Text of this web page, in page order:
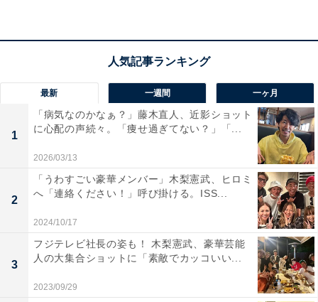
最新 一週間 一ヶ月
1
「病気なのかなぁ？」藤木直人、近影ショット
に心配の声続々。「痩せ過ぎてない？」「...
2026/03/13
2
「うわすごい豪華メンバー」木梨憲武、ヒロミ
へ「連絡ください！」呼び掛ける。ISS...
2024/10/17
3
フジテレビ社長の姿も！ 木梨憲武、豪華芸能
人の大集合ショットに「素敵でカッコいい...
2023/09/29